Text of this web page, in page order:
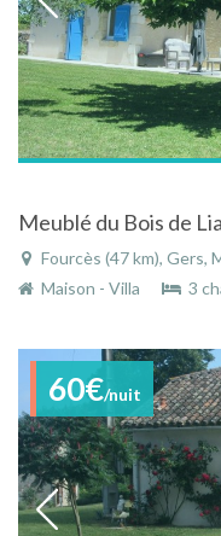
Meublé du Bois de
Fourcès (47 km), Gers,
Maison - Villa
3
60€/nuit